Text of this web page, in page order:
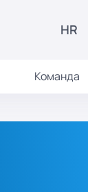
HR
Команда